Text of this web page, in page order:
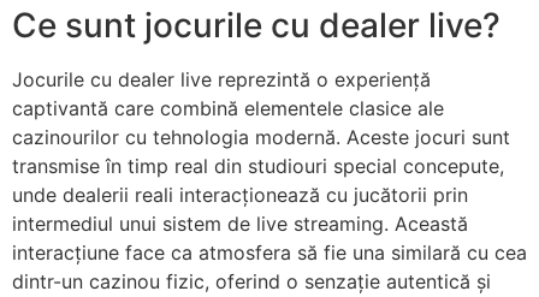
Ce sunt jocurile cu dealer live?
Jocurile cu dealer live reprezintă o experiență
captivantă care combină elementele clasice ale
cazinourilor cu tehnologia modernă. Aceste jocuri sunt
transmise în timp real din studiouri special concepute,
unde dealerii reali interacționează cu jucătorii prin
intermediul unui sistem de live streaming. Această
interacțiune face ca atmosfera să fie una similară cu cea
dintr-un cazinou fizic, oferind o senzație autentică și